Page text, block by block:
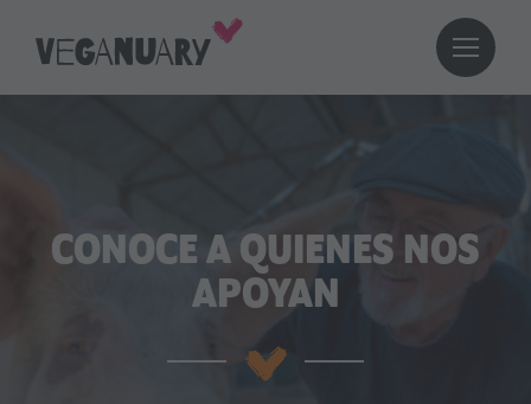
CONOCE A QUIENES NOS
APOYAN